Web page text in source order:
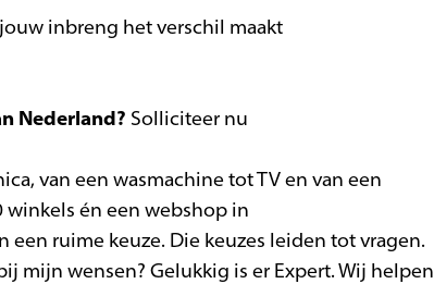
inbreng het verschil maakt
Nederland? Solliciteer nu
van een wasmachine tot TV en van een
én een webshop in
ruime keuze. Die keuzes leiden tot vragen.
mijn wensen? Gelukkig is er Expert. Wij helpen